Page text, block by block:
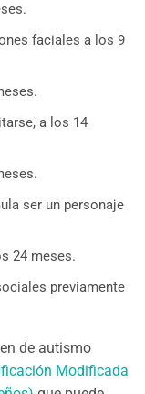
faciales a los 9
a los 14
ser un personaje
24 meses.
previamente
de autismo
Modificada